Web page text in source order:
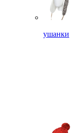
ушанки